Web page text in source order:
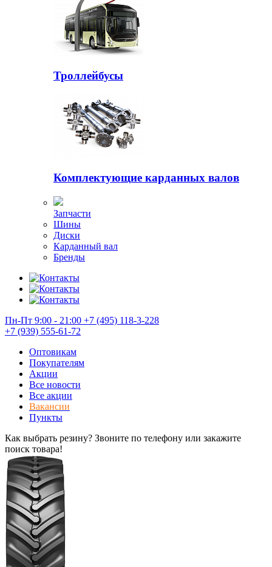
Троллейбусы
Комплектующие карданных валов
Запчасти
Шины
Диски
Карданный вал
Бренды
Пн-Пт 9:00 - 21:00 +7 (495) 118-3-228
+7 (939) 555-61-72
Оптовикам
Покупателям
Акции
Все новости
Все акции
Вакансии
Пункты
Как выбрать резину? Звоните по телефону или закажите
поиск товара!